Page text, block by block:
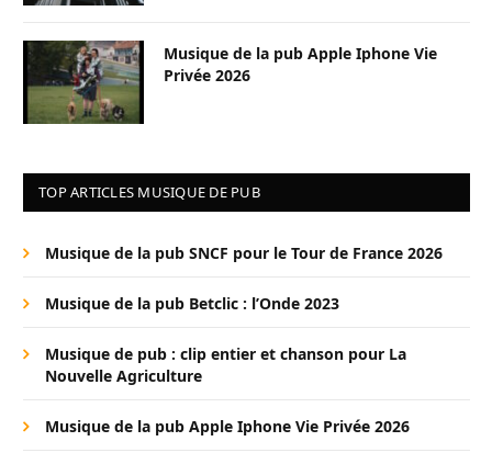
Musique de la pub Apple Iphone Vie
Privée 2026
TOP ARTICLES MUSIQUE DE PUB
Musique de la pub SNCF pour le Tour de France 2026
Musique de la pub Betclic : l’Onde 2023
Musique de pub : clip entier et chanson pour La
Nouvelle Agriculture
Musique de la pub Apple Iphone Vie Privée 2026